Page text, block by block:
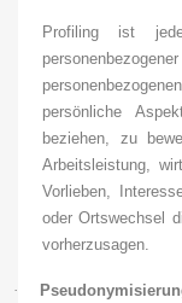
Profiling ist
persönliche
beziehen, zu
Arbeitsleistung,
Vorlieben,
oder Ortswechsel
vorherzusagen.
·